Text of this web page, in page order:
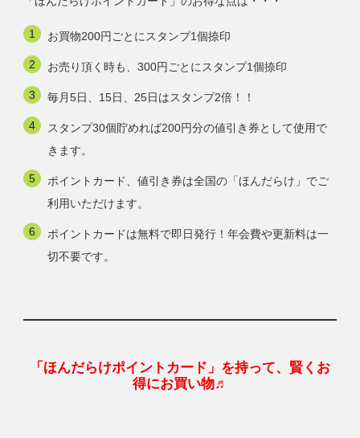
お買物200円ごとにスタンプ1個捺印
お売り頂く時も、300円ごとにスタンプ1個捺印
毎月5日、15日、25日はスタンプ2倍！！
スタンプ30個貯めれば200円分の値引き券として使用で
きます。
ポイントカード、値引き券は全国の「ほんだらけ」でご
利用いただけます。
ポイントカードは無料で即日発行！年会費や更新料は一
切不要です。
「ほんだらけポイントカード」を持って、賢くお
得にお買い物♬